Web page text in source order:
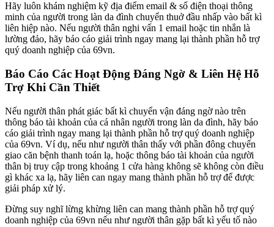
Hãy luôn khám nghiệm kỹ địa điểm email & số điện thoại thông
minh của người trong làn da đình chuyển thuở đầu nhấp vào bất kì
liên hiệp nào. Nếu người thân nghi vấn 1 email hoặc tin nhắn là
lường đảo, hãy báo cáo giải trình ngay mang lại thành phần hỗ trợ
quý doanh nghiệp của 69vn.
Báo Cáo Các Hoạt Động Đáng Ngờ & Liên Hệ Hỗ
Trợ Khi Cần Thiết
Nếu người thân phát giác bất kì chuyển vận đáng ngờ nào trên
thông báo tài khoản của cá nhân người trong làn da đình, hãy báo
cáo giải trình ngay mang lại thành phần hỗ trợ quý doanh nghiệp
của 69vn. Ví dụ, nếu như người thân thấy với phần đông chuyển
giao căn bệnh thanh toán lạ, hoặc thông báo tài khoản của người
thân bị truy cập trong khoảng 1 cửa hàng không sẽ không còn điều
gì khác xa lạ, hãy liên can ngay mang thành phần hỗ trợ để được
giải pháp xử lý.
Đừng suy nghĩ lừng khừng liên can mang thành phần hỗ trợ quý
doanh nghiệp của 69vn nếu như người thân gặp bất kì yếu tố nào